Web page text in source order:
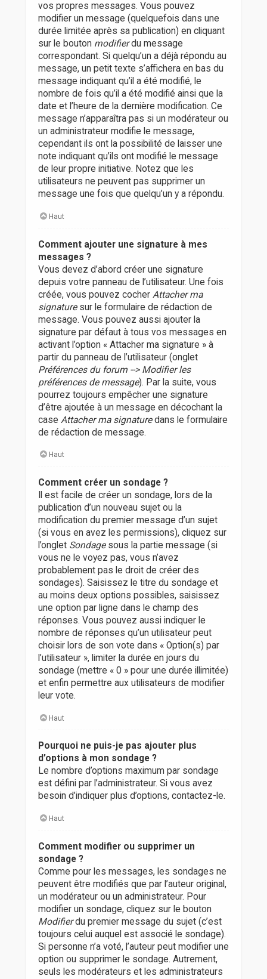
vos propres messages. Vous pouvez
modifier un message (quelquefois dans une
durée limitée après sa publication) en cliquant
sur le bouton modifierdu message
correspondant. Si quelqu’un a déjà répondu au
message, un petit texte s’affichera en bas du
message indiquant qu’il a été modifié, le
nombre de fois qu’il a été modifié ainsi que la
date et l’heure de la dernière modification. Ce
message n’apparaîtra pas si un modérateur ou
un administrateur modifie le message,
cependant ils ont la possibilité de laisser une
note indiquant qu’ils ont modifié le message
de leur propre initiative. Notez que les
utilisateurs ne peuvent pas supprimer un
message une fois que quelqu’un y a répondu.
Haut
Comment ajouter une signature à mes
messages ?
Vous devez d’abord créer une signature
depuis votre panneau de l’utilisateur. Une fois
créée, vous pouvez cocher Attacher ma
signaturesur le formulaire de rédaction de
message. Vous pouvez aussi ajouter la
signature par défaut à tous vos messages en
activant l’option « Attacher ma signature » à
partir du panneau de l’utilisateur (onglet
Préférences du forum --> Modifier les
préférences de message). Par la suite, vous
pourrez toujours empêcher une signature
d’être ajoutée à un message en décochant la
case Attacher ma signaturedans le formulaire
de rédaction de message.
Haut
Comment créer un sondage ?
Il est facile de créer un sondage, lors de la
publication d’un nouveau sujet ou la
modification du premier message d’un sujet
(si vous en avez les permissions), cliquez sur
l’onglet Sondagesous la partie message (si
vous ne le voyez pas, vous n’avez
probablement pas le droit de créer des
sondages). Saisissez le titre du sondage et
au moins deux options possibles, saisissez
une option par ligne dans le champ des
réponses. Vous pouvez aussi indiquer le
nombre de réponses qu’un utilisateur peut
choisir lors de son vote dans « Option(s) par
l’utilisateur », limiter la durée en jours du
sondage (mettre « 0 » pour une durée illimitée)
et enfin permettre aux utilisateurs de modifier
leur vote.
Haut
Pourquoi ne puis-je pas ajouter plus
d’options à mon sondage ?
Le nombre d’options maximum par sondage
est défini par l’administrateur. Si vous avez
besoin d’indiquer plus d’options, contactez-le.
Haut
Comment modifier ou supprimer un
sondage ?
Comme pour les messages, les sondages ne
peuvent être modifiés que par l’auteur original,
un modérateur ou un administrateur. Pour
modifier un sondage, cliquez sur le bouton
Modifierdu premier message du sujet (c’est
toujours celui auquel est associé le sondage).
Si personne n’a voté, l’auteur peut modifier une
option ou supprimer le sondage. Autrement,
seuls les modérateurs et les administrateurs